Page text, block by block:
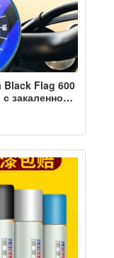
Flag 600
закаленной
пленка для
аксессуары
пленки